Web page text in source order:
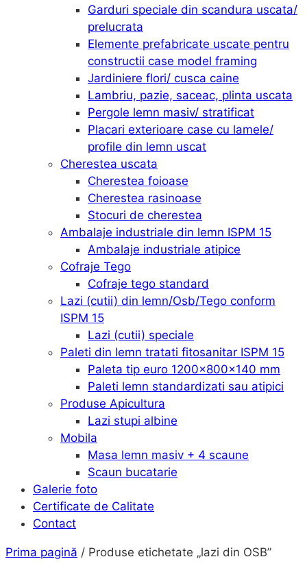
Garduri speciale din scandura uscata/
prelucrata
Elemente prefabricate uscate pentru
constructii case model framing
Jardiniere flori/ cusca caine
Lambriu, pazie, saceac, plinta uscata
Pergole lemn masiv/ stratificat
Placari exterioare case cu lamele/
profile din lemn uscat
Cherestea uscata
Cherestea foioase
Cherestea rasinoase
Stocuri de cherestea
Ambalaje industriale din lemn ISPM 15
Ambalaje industriale atipice
Cofraje Tego
Cofraje tego standard
Lazi (cutii) din lemn/Osb/Tego conform
ISPM 15
Lazi (cutii) speciale
Paleti din lemn tratati fitosanitar ISPM 15
Paleta tip euro 1200x800x140 mm
Paleti lemn standardizati sau atipici
Produse Apicultura
Lazi stupi albine
Mobila
Masa lemn masiv + 4 scaune
Scaun bucatarie
Galerie foto
Certificate de Calitate
Contact
Prima pagină / Produse etichetate „lazi din OSB”